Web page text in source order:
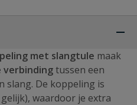
met slangtule maak
verbindingtussen een
slang. De koppeling is
waardoor je extra